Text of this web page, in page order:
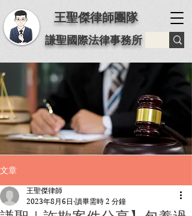
王聖傑律師團隊
謙聖國際法律事務所
文章
王聖傑律師
2023年8月6日 讀畢需時 2 分鐘